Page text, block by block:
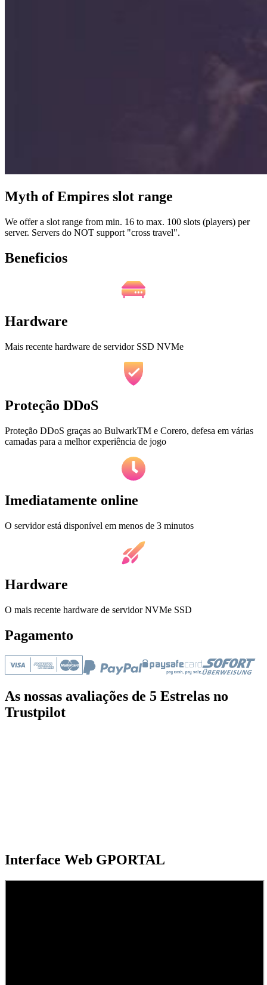
Myth of Empires slot range
We offer a slot range from min. 16 to max. 100 slots (players) per
server. Servers do NOT support "cross travel".
Beneficios
Hardware
Mais recente hardware de servidor SSD NVMe
Proteção DDoS
Proteção DDoS graças ao BulwarkTM e Corero, defesa em várias
camadas para a melhor experiência de jogo
Imediatamente online
O servidor está disponível em menos de 3 minutos
Hardware
O mais recente hardware de servidor NVMe SSD
Pagamento
As nossas avaliações de 5 Estrelas no
Trustpilot
Interface Web GPORTAL